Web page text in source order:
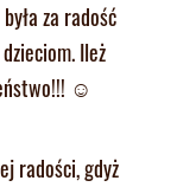
za radość
Ileż
☺
radości, gdyż